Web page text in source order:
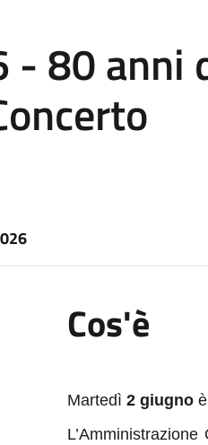
- 80 anni
Cos'è
Martedì 2 giugnoè